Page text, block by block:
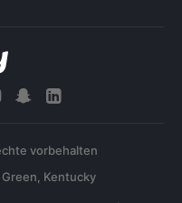
vorbehalten